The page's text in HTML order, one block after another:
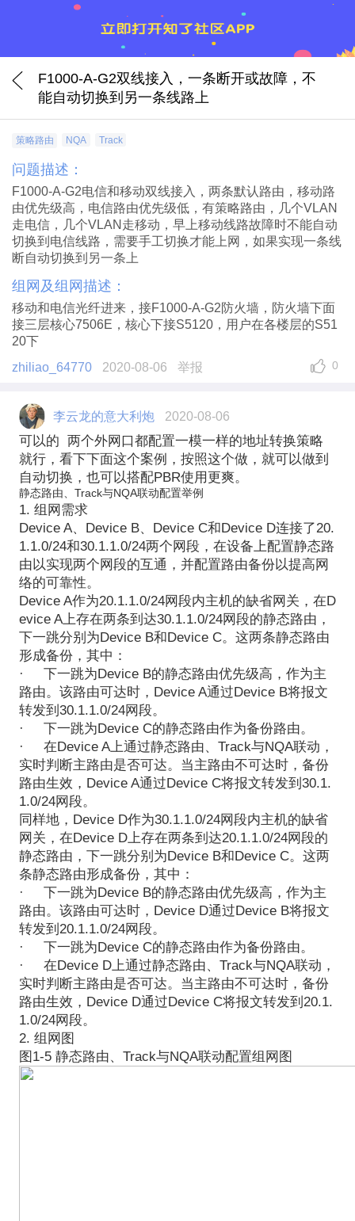
F1000-A-G2双线接入，一条断开或故障，不
能自动切换到另一条线路上
策略路由 NQA Track
问题描述：
F1000-A-G2电信和移动双线接入，两条默认路由，移动路
由优先级高，电信路由优先级低，有策略路由，几个VLAN
走电信，几个VLAN走移动，早上移动线路故障时不能自动
切换到电信线路，需要手工切换才能上网，如果实现一条线
断自动切换到另一条上
组网及组网描述：
移动和电信光纤进来，接F1000-A-G2防火墙，防火墙下面
接三层核心7506E，核心下接S5120，用户在各楼层的S51
20下
zhiliao_64770
2020-08-06 举报 0
李云龙的意大利炮 2020-08-06
可以的 两个外网口都配置一模一样的地址转换策略
就行，看下下面这个案例，按照这个做，就可以做到
自动切换，也可以搭配PBR使用更爽。
静态路由、Track与NQA联动配置举例
1. 组网需求
Device A、Device B、Device C和Device D连接了20.
1.1.0/24和30.1.1.0/24两个网段，在设备上配置静态路
由以实现两个网段的互通，并配置路由备份以提高网
络的可靠性。
Device A作为20.1.1.0/24网段内主机的缺省网关，在D
evice A上存在两条到达30.1.1.0/24网段的静态路由，
下一跳分别为Device B和Device C。这两条静态路由
形成备份，其中：
· 下一跳为Device B的静态路由优先级高，作为主
路由。该路由可达时，Device A通过Device B将报文
转发到30.1.1.0/24网段。
· 下一跳为Device C的静态路由作为备份路由。
· 在Device A上通过静态路由、Track与NQA联动，
实时判断主路由是否可达。当主路由不可达时，备份
路由生效，Device A通过Device C将报文转发到30.1.
1.0/24网段。
同样地，Device D作为30.1.1.0/24网段内主机的缺省
网关，在Device D上存在两条到达20.1.1.0/24网段的
静态路由，下一跳分别为Device B和Device C。这两
条静态路由形成备份，其中：
· 下一跳为Device B的静态路由优先级高，作为主
路由。该路由可达时，Device D通过Device B将报文
转发到20.1.1.0/24网段。
· 下一跳为Device C的静态路由作为备份路由。
· 在Device D上通过静态路由、Track与NQA联动，
实时判断主路由是否可达。当主路由不可达时，备份
路由生效，Device D通过Device C将报文转发到20.1.
1.0/24网段。
2. 组网图
图1-5 静态路由、Track与NQA联动配置组网图